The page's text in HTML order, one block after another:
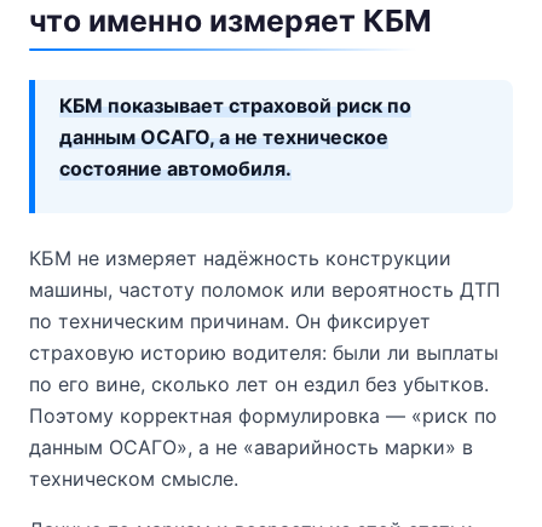
что именно измеряет КБМ
КБМ показывает страховой риск по
данным ОСАГО, а не техническое
состояние автомобиля.
КБМ не измеряет надёжность конструкции
машины, частоту поломок или вероятность ДТП
по техническим причинам. Он фиксирует
страховую историю водителя: были ли выплаты
по его вине, сколько лет он ездил без убытков.
Поэтому корректная формулировка — «риск по
данным ОСАГО», а не «аварийность марки» в
техническом смысле.